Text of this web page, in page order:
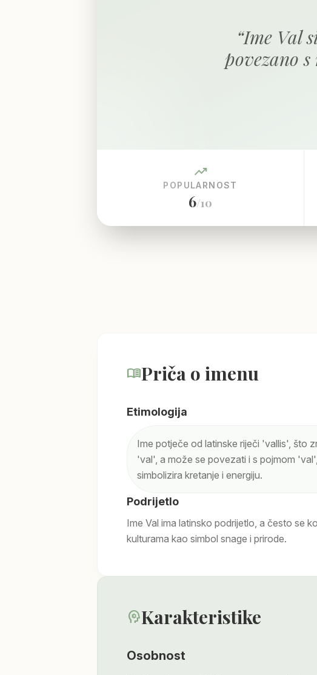
“Ime Val
povezano
trending_up
POPULARNOST
6/10
menu_bookPriča o imenu
Etimologija
Ime potječe od latinske riječi 'vallis', što
'val', a može se povezati i s pojmom
simbolizira kretanje i energiju.
Podrijetlo
Ime Val ima latinsko podrijetlo, a često se
kulturama kao simbol snage i prirode.
psychologyKarakteristike
Osobnost